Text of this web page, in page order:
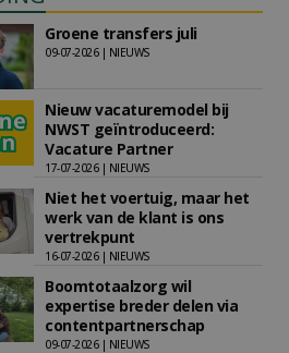
Groene transfers juli
09-07-2026 | NIEUWS
Nieuw vacaturemodel bij
NWST geïntroduceerd:
Vacature Partner
17-07-2026 | NIEUWS
Niet het voertuig, maar het
werk van de klant is ons
vertrekpunt
16-07-2026 | NIEUWS
Boomtotaalzorg wil
expertise breder delen via
contentpartnerschap
09-07-2026 | NIEUWS